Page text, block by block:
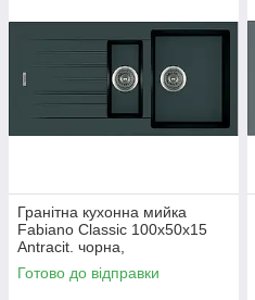
Гранітна кухонна мийка
Fabiano Classic 100x50x15
Antracit. чорна,
півторачашева з крилом
(8221.301.0520)
Готово до відправки